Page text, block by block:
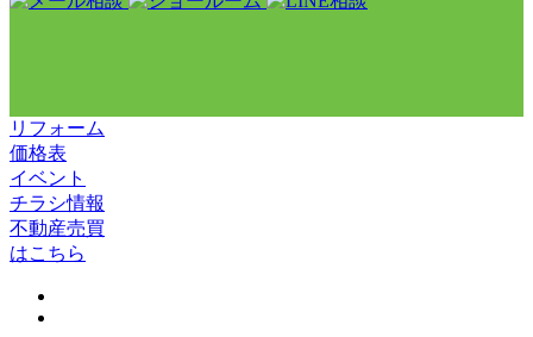
リフォーム
価格表
イベント
チラシ情報
不動産売買
はこちら